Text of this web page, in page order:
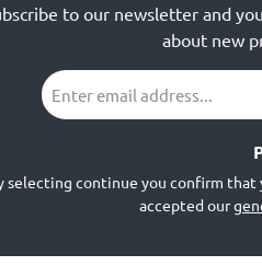
to our newsletter and
about new
Email
address
selecting continue you confirm that
accepted our